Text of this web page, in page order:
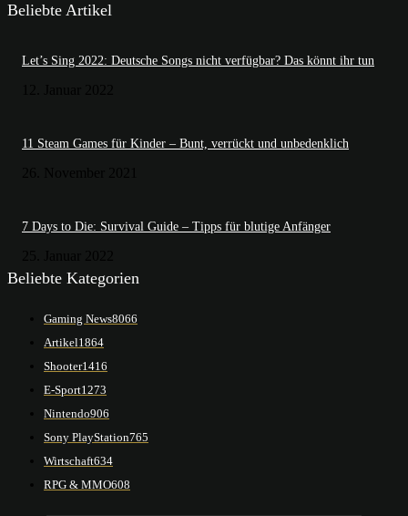
Beliebte Artikel
Let’s Sing 2022: Deutsche Songs nicht verfügbar? Das könnt ihr tun
11 Steam Games für Kinder – Bunt, verrückt und unbedenklich
7 Days to Die: Survival Guide – Tipps für blutige Anfänger
Beliebte Kategorien
Gaming News8066
Artikel1864
Shooter1416
E-Sport1273
Nintendo906
Sony PlayStation765
Wirtschaft634
RPG & MMO608